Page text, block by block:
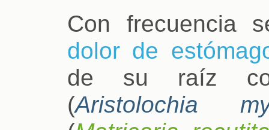
Con frecuencia
dolor de
de su raíz
(Aristolochia